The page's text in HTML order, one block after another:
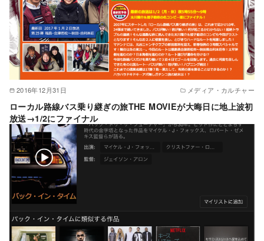
2016年12月31日 メディア・カルチャー
ローカル路線バス乗り継ぎの旅THE MOVIEが大晦日に地上波初
放送→1/2にファイナル